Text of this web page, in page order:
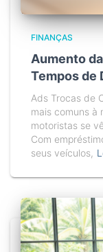
FINANÇAS
Aumento
Tempos de
Ads Trocas de
mais comuns à
motoristas se
Com
seus veículos,